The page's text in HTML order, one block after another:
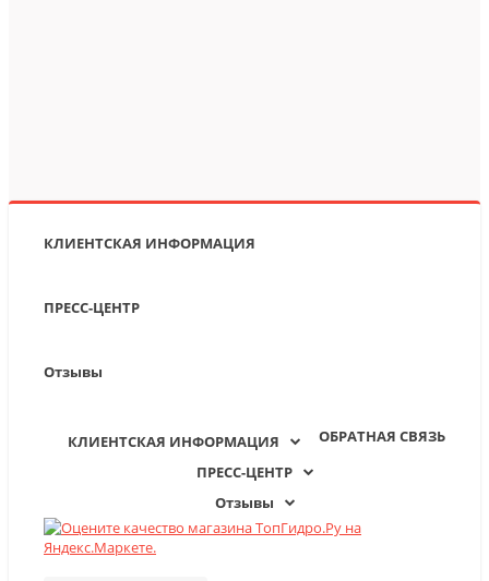
КЛИЕНТСКАЯ ИНФОРМАЦИЯ
ПРЕСС-ЦЕНТР
Отзывы
ОБРАТНАЯ СВЯЗЬ
КЛИЕНТСКАЯ ИНФОРМАЦИЯ
ПРЕСС-ЦЕНТР
Отзывы